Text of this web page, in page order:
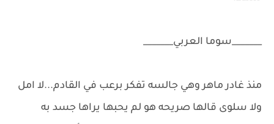
_______سوما العربي_______
منذ غادر ماهر وهي جالسه تفكر برعب في القادم...لا امل
ولا سلوى قالها صريحه هو لم يحبها يراها جسد به